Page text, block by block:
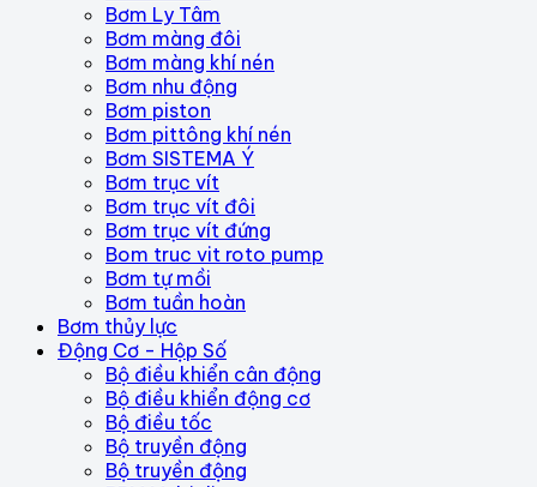
Bơm Ly Tâm
Bơm màng đôi
Bơm màng khí nén
Bơm nhu động
Bơm piston
Bơm pittông khí nén
Bơm SISTEMA Ý
Bơm trục vít
Bơm trục vít đôi
Bơm trục vít đứng
Bom truc vit roto pump
Bơm tự mồi
Bơm tuần hoàn
Bơm thủy lực
Động Cơ - Hộp Số
Bộ điều khiển cân động
Bộ điều khiển động cơ
Bộ điều tốc
Bộ truyền động
Bộ truyền động